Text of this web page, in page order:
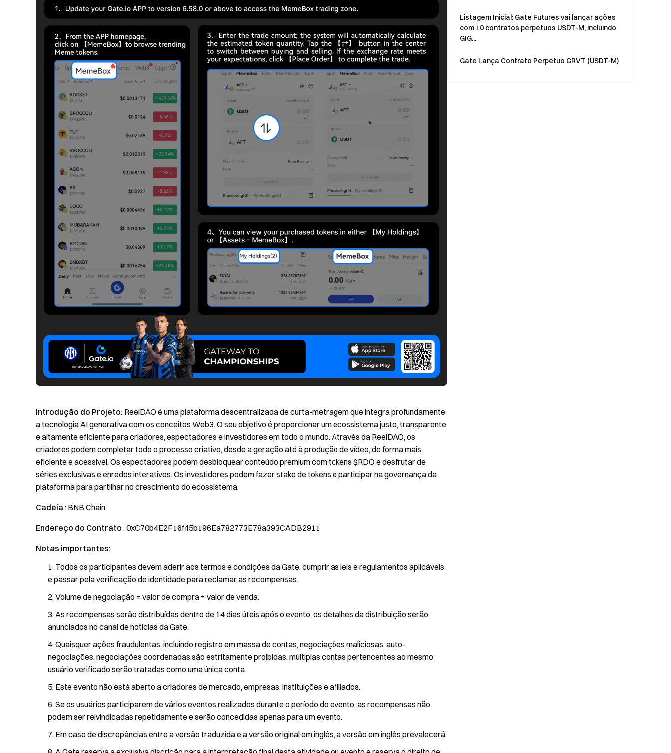
Introdução do Projeto: ReelDAO é uma plataforma descentralizada de curta-metragem que integra profundamente
a tecnologia AI generativa com os conceitos Web3. O seu objetivo é proporcionar um ecossistema justo, transparente
e altamente eficiente para criadores, espectadores e investidores em todo o mundo. Através da ReelDAO, os
criadores podem completar todo o processo criativo, desde a geração até à produção de vídeo, de forma mais
eficiente e acessível. Os espectadores podem desbloquear conteúdo premium com tokens $RDO e desfrutar de
séries exclusivas e enredos interativos. Os investidores podem fazer stake de tokens e participar na governança da
plataforma para partilhar no crescimento do ecossistema.
Cadeia : BNB Chain
Endereço do Contrato : 0xC70b4E2F16f45b196Ea782773E78a393CADB2911
Notas importantes:
Todos os participantes devem aderir aos termos e condições da Gate, cumprir as leis e regulamentos aplicáveis
e passar pela verificação de identidade para reclamar as recompensas.
Volume de negociação = valor de compra + valor de venda.
As recompensas serão distribuídas dentro de 14 dias úteis após o evento, os detalhes da distribuição serão
anunciados no canal de notícias da Gate.
Quaisquer ações fraudulentas, incluindo registro em massa de contas, negociações maliciosas, auto-
negociações, negociações coordenadas são estritamente proibidas, múltiplas contas pertencentes ao mesmo
usuário verificado serão tratadas como uma única conta.
Este evento não está aberto a criadores de mercado, empresas, instituições e afiliados.
Se os usuários participarem de vários eventos realizados durante o período do evento, as recompensas não
podem ser reivindicadas repetidamente e serão concedidas apenas para um evento.
Em caso de discrepâncias entre a versão traduzida e a versão original em inglês, a versão em inglês prevalecerá.
Listagem Inicial: Gate Futures vai lançar ações
com 10 contratos perpétuos USDT-M, incluindo
GIG...
Gate Lança Contrato Perpétuo GRVT (USDT-M)